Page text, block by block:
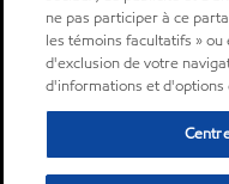
ne pas participer à ce
les témoins facultatifs »
d'exclusion de votre
d'informations et d'options